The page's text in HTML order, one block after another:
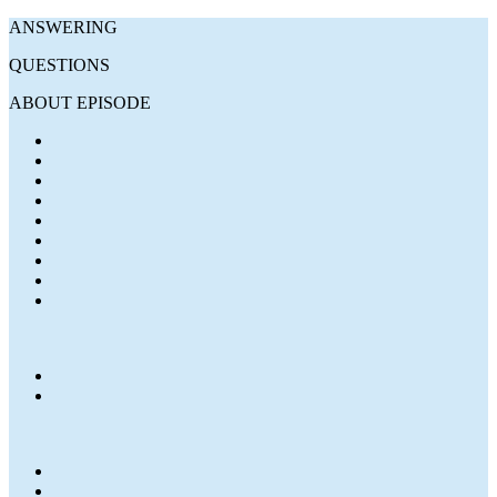
ANSWERING
QUESTIONS
ABOUT EPISODE